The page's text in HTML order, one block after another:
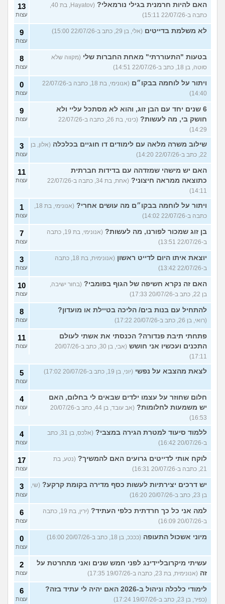
האם להיות חרמנית בגילי נורמאלי?
(Hayatov, בת 40,
כתבה ב-22/07/26 15:11)
13
עצות
לא משלמת בדייטים (אלי, בן 29, כתב ב-22/07/26 15:00) 9
עצות
בטעות "התעוררתי" מאחת החברות שלי (מקווה שלא
סוטה, בן 18, כתב ב-22/07/26 14:51)
8
עצות
ויתור על לוחמה בבקו״ם
(אנונימי, בת 18, כתבה ב-22/07/26
14:40)
0
עצות
6 שנים יחד עם הבן זוג, והוא לא מסתכל עליי ולא
חושק בי, מה לעשות?
(כינוי, בת 26, כתבה ב-22/07/26
14:29)
9
עצות
שילוב משרה מלאה עם לימודים דו חוגיים בכלכלה (אלון, בן
22, כתב ב-22/07/26 14:20)
3
עצות
האם יש מישהי שמזדהה עם בדידות חברתית
כתוצאה ממראה חיצוני?
(אחת, בת 34, כתבה ב-22/07/26
14:11)
11
עצות
ויתור על לוחמה בבקו״ם מה עושים אחרי?
(אנונימי, בת 18,
כתבה ב-22/07/26 14:02)
1
עצות
בן זוג שמכור לפורנו, מה לעשות?
(אנונימי, בת 19, כתבה
ב-22/07/26 13:51)
7
עצות
יוצאת איתו היום לדייט ראשון
(אנונימית, בת 18, כתבה
ב-22/07/26 13:42)
3
עצות
האם זה נקרא חשיפה של הגוף בפומבי? (בחור ישיבה,
בן 22, כתב ב-20/07/26 17:33)
10
עצות
להתחיל עם בנות בים/ הליכה בטיילת או מועדון?
(רואי, בן 26, כתב ב-20/07/26 17:22)
8
עצות
פתחתי תיבת פנדורה? הכנסתי את אשתי לעולם
התכנים ועכשיו אני חושש
(אבי, בן 30, כתב ב-20/07/26
17:11)
11
עצות
לצאת מהצבא על נפשי (יוני, בן 19, כתב ב-20/07/26 17:02) 5
עצות
חלום שחוזר על עצמו ילדים שבאים לי בחלום, האם
יש משמעות לחלומות?
(אב עובד, בן 44, כתב ב-20/07/26
16:53)
4
עצות
ללמוד סיעוד למטרת הגירה במצבי?
(אלכס, בן 31, כתב
ב-20/07/26 16:42)
4
עצות
לוקח אותי לדייטים גרועים האם להמשיך? (נטע, בת
21, כתבה ב-20/07/26 16:31)
17
עצות
יש דרכים יצירתיות לעשות כסף מדירה בקומת קרקע? (שי,
בן 23, כתב ב-20/07/26 16:20)
3
עצות
למה אני כל כך חרדתית כלפי העתיד?
(ירין, בת 19, כתבה
ב-20/07/26 16:09)
6
עצות
מיוני אשכול התעופה (ככככ, בן 18, כתב ב-20/07/26 16:00) 0
עצות
עשיתי מיקרובליידינג לפני חמש שנים ואני מתחרטת על
זה (אנונימית, בת 23, כתבה ב-19/07/26 17:35)
2
עצות
לימודי כלכלה וניהול ב-2026 האם יהיה לי עתיד בזה?
(כפיר, בן 23, כתב ב-19/07/26 17:24)
6
עצות